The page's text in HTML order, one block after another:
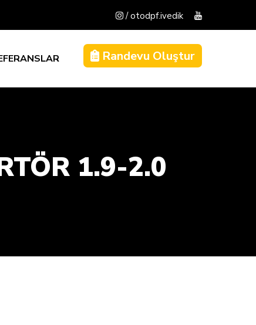
/ otodpf.ivedik
Randevu Oluştur
1.9-2.0